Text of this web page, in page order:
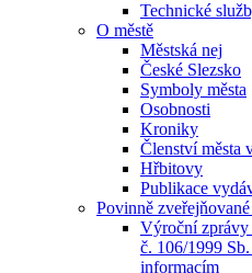
Technické
O městě
Městská nej
České Slezsko
Symboly města
Osobnosti
Kroniky
Členství města
Hřbitovy
Publikace
Povinně
Výroční zprávy
č. 106/1999
informacím